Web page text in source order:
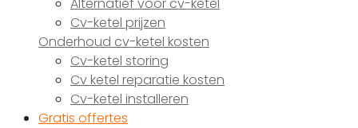
Cv-ketel prijzen
Onderhoud cv-ketel kosten
Cv-ketel storing
Cv ketel reparatie kosten
Cv-ketel installeren
Gratis offertes